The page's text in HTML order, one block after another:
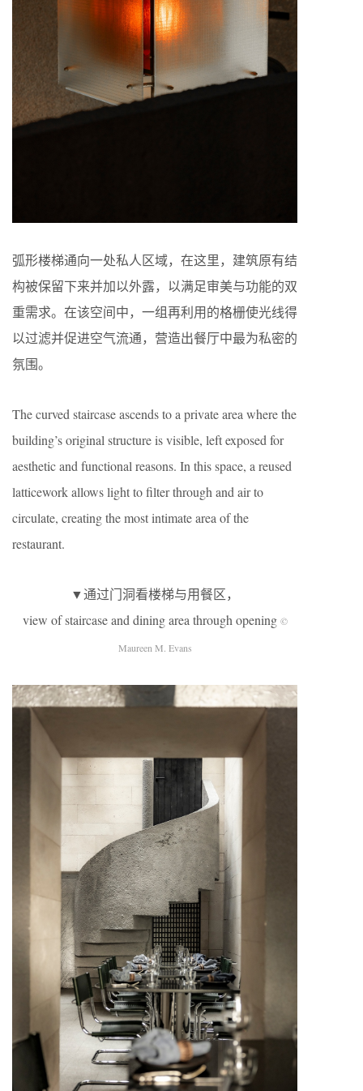
弧形楼梯通向一处私人区域，在这里，建筑原有结
构被保留下来并加以外露，以满足审美与功能的双
重需求。在该空间中，一组再利用的格栅使光线得
以过滤并促进空气流通，营造出餐厅中最为私密的
氛围。
The curved staircase ascends to a private area where the
building’s original structure is visible, left exposed for
aesthetic and functional reasons. In this space, a reused
latticework allows light to filter through and air to
circulate, creating the most intimate area of the
restaurant.
▼通过门洞看楼梯与用餐区，
view of staircase and dining area through opening ©
Maureen M. Evans